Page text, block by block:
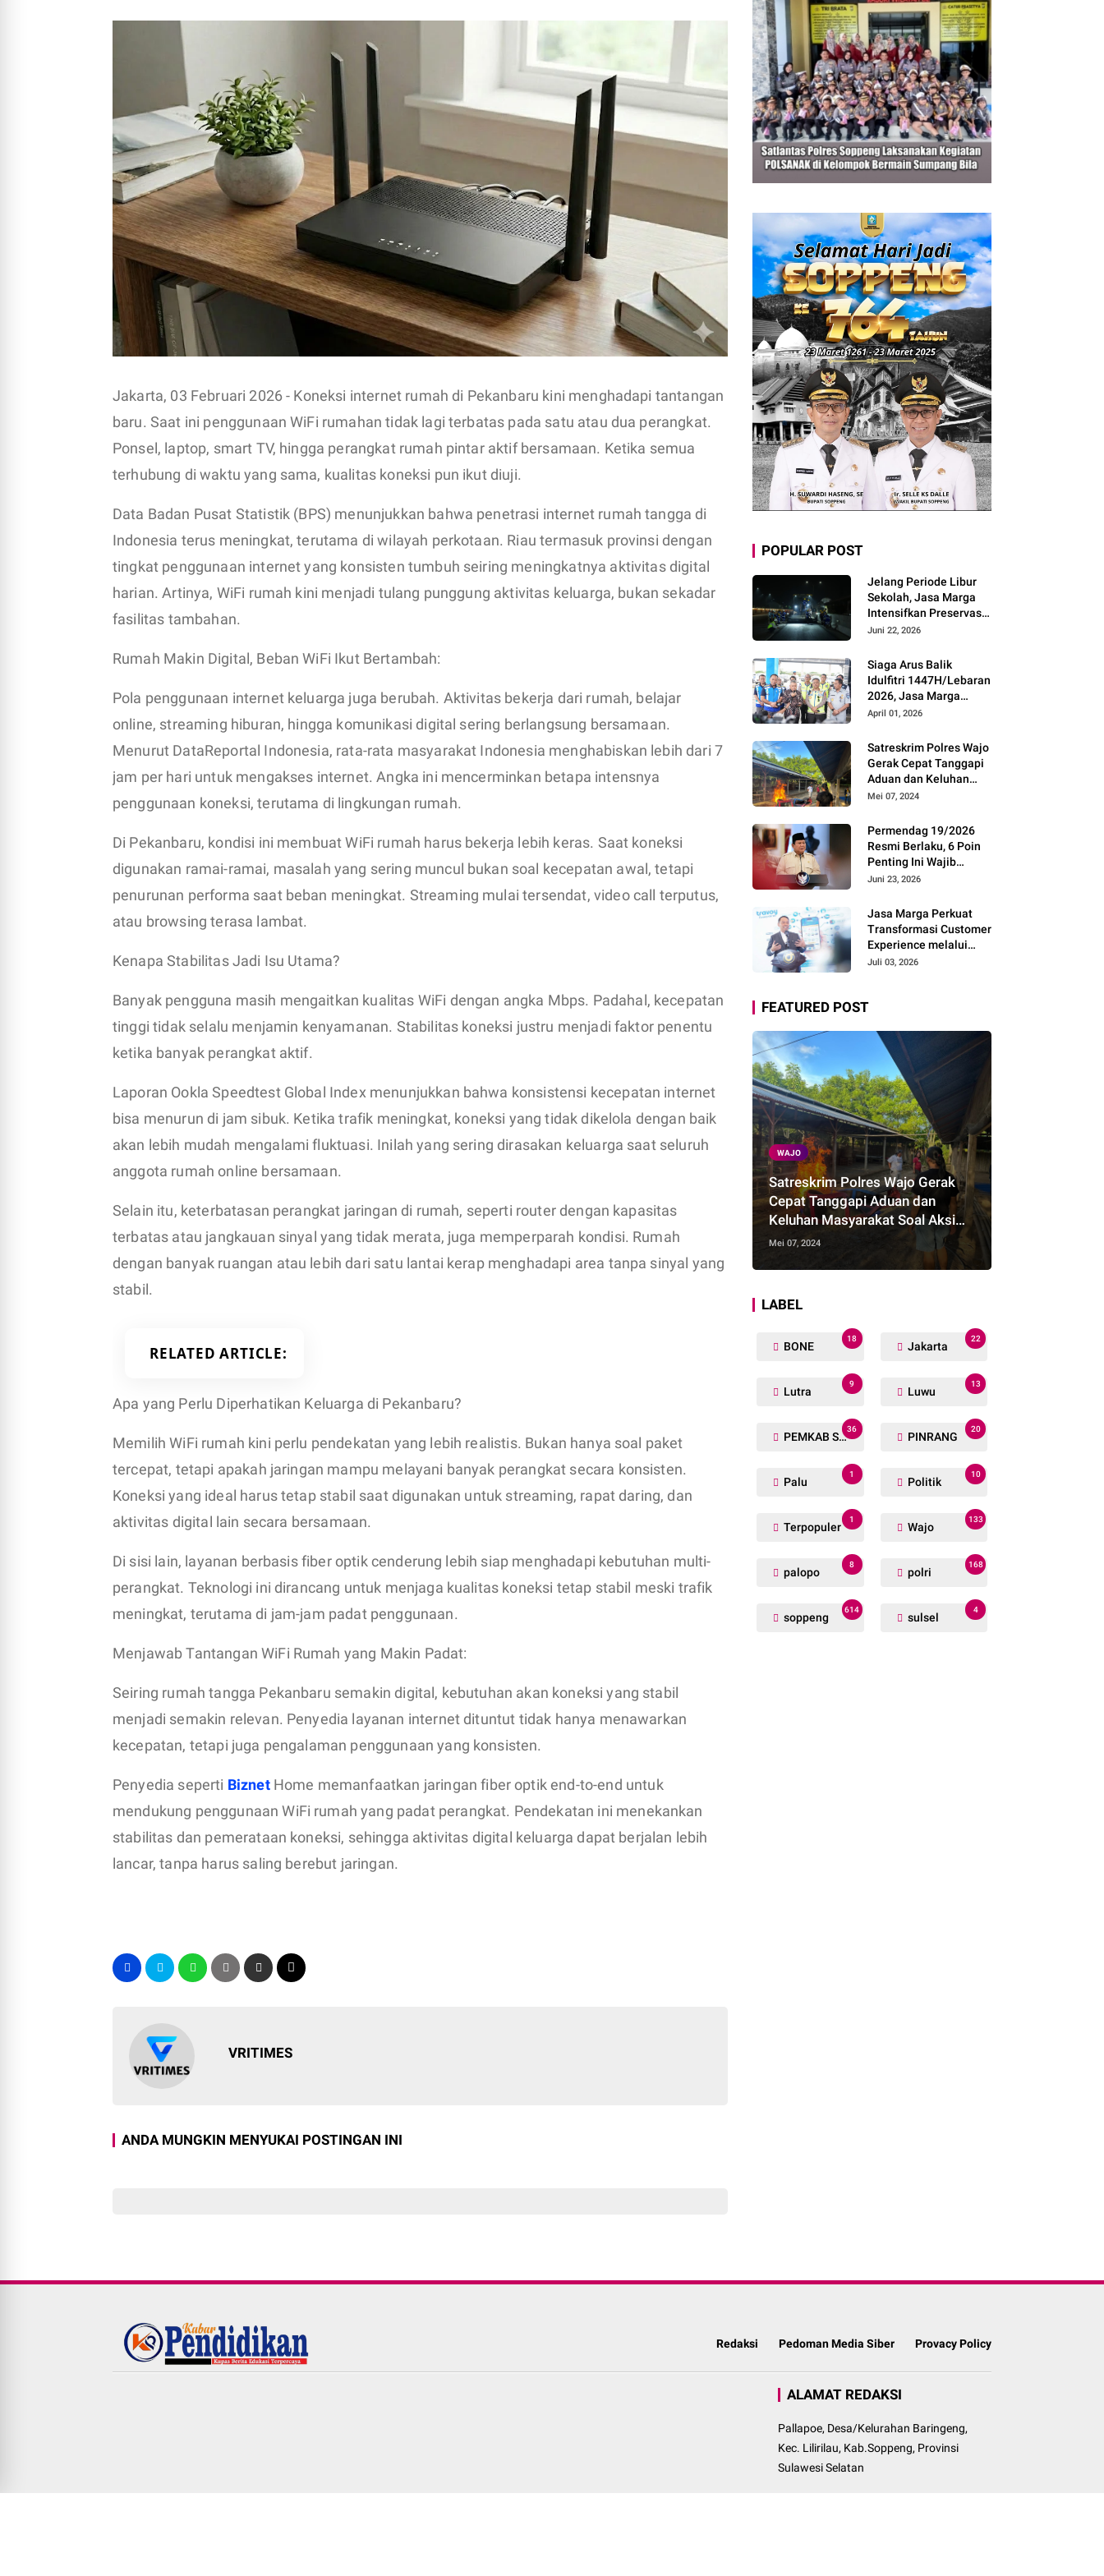
Jakarta, 03 Februari 2026 - Koneksi internet rumah di Pekanbaru kini menghadapi tantangan
baru. Saat ini penggunaan WiFi rumahan tidak lagi terbatas pada satu atau dua perangkat.
Ponsel, laptop, smart TV, hingga perangkat rumah pintar aktif bersamaan. Ketika semua
terhubung di waktu yang sama, kualitas koneksi pun ikut diuji.
Data Badan Pusat Statistik (BPS) menunjukkan bahwa penetrasi internet rumah tangga di
Indonesia terus meningkat, terutama di wilayah perkotaan. Riau termasuk provinsi dengan
tingkat penggunaan internet yang konsisten tumbuh seiring meningkatnya aktivitas digital
harian. Artinya, WiFi rumah kini menjadi tulang punggung aktivitas keluarga, bukan sekadar
fasilitas tambahan.
Rumah Makin Digital, Beban WiFi Ikut Bertambah:
Pola penggunaan internet keluarga juga berubah. Aktivitas bekerja dari rumah, belajar
online, streaming hiburan, hingga komunikasi digital sering berlangsung bersamaan.
Menurut DataReportal Indonesia, rata-rata masyarakat Indonesia menghabiskan lebih dari 7
jam per hari untuk mengakses internet. Angka ini mencerminkan betapa intensnya
penggunaan koneksi, terutama di lingkungan rumah.
Di Pekanbaru, kondisi ini membuat WiFi rumah harus bekerja lebih keras. Saat koneksi
digunakan ramai-ramai, masalah yang sering muncul bukan soal kecepatan awal, tetapi
penurunan performa saat beban meningkat. Streaming mulai tersendat, video call terputus,
atau browsing terasa lambat.
Kenapa Stabilitas Jadi Isu Utama?
Banyak pengguna masih mengaitkan kualitas WiFi dengan angka Mbps. Padahal, kecepatan
tinggi tidak selalu menjamin kenyamanan. Stabilitas koneksi justru menjadi faktor penentu
ketika banyak perangkat aktif.
Laporan Ookla Speedtest Global Index menunjukkan bahwa konsistensi kecepatan internet
bisa menurun di jam sibuk. Ketika trafik meningkat, koneksi yang tidak dikelola dengan baik
akan lebih mudah mengalami fluktuasi. Inilah yang sering dirasakan keluarga saat seluruh
anggota rumah online bersamaan.
Selain itu, keterbatasan perangkat jaringan di rumah, seperti router dengan kapasitas
terbatas atau jangkauan sinyal yang tidak merata, juga memperparah kondisi. Rumah
dengan banyak ruangan atau lebih dari satu lantai kerap menghadapi area tanpa sinyal yang
stabil.
RELATED ARTICLE
Apa yang Perlu Diperhatikan Keluarga di Pekanbaru?
Memilih WiFi rumah kini perlu pendekatan yang lebih realistis. Bukan hanya soal paket
tercepat, tetapi apakah jaringan mampu melayani banyak perangkat secara konsisten.
Koneksi yang ideal harus tetap stabil saat digunakan untuk streaming, rapat daring, dan
aktivitas digital lain secara bersamaan.
Di sisi lain, layanan berbasis fiber optik cenderung lebih siap menghadapi kebutuhan multi-
perangkat. Teknologi ini dirancang untuk menjaga kualitas koneksi tetap stabil meski trafik
meningkat, terutama di jam-jam padat penggunaan.
Menjawab Tantangan WiFi Rumah yang Makin Padat:
Seiring rumah tangga Pekanbaru semakin digital, kebutuhan akan koneksi yang stabil
menjadi semakin relevan. Penyedia layanan internet dituntut tidak hanya menawarkan
kecepatan, tetapi juga pengalaman penggunaan yang konsisten.
Penyedia seperti BiznetHome memanfaatkan jaringan fiber optik end-to-end untuk
mendukung penggunaan WiFi rumah yang padat perangkat. Pendekatan ini menekankan
stabilitas dan pemerataan koneksi, sehingga aktivitas digital keluarga dapat berjalan lebih
lancar, tanpa harus saling berebut jaringan.
VRITIMES
ANDA MUNGKIN MENYUKAI POSTINGAN INI
POPULAR POST
Jelang Periode Libur
Sekolah, Jasa Marga
Intensifkan Preservasi
Rutin Jalan Tol untuk
Keamanan dan
Kenyamanan
Perjalanan
Juni 22, 2026
Siaga Arus Balik
Idulfitri 1447H/Lebaran
2026, Jasa Marga
Pastikan Kesiapan
Pemudik Gunakan Rest
Area Alternatif
April 01, 2026
Satreskrim Polres Wajo
Gerak Cepat Tanggapi
Aduan dan Keluhan
Masyarakat Soal Aksi
Mei 07, 2024
Permendag 19/2026
Resmi Berlaku, 6 Poin
Penting Ini Wajib
Diketahui Pengusaha
Juni 23, 2026
Jasa Marga Perkuat
Transformasi Customer
Experience melalui
Expert Sharing Session
Juli 03, 2026
FEATURED POST
WAJO
Satreskrim Polres Wajo Gerak
Cepat Tanggapi Aduan dan
Keluhan Masyarakat Soal Aksi
Perjudian
Mei 07, 2024
LABEL
BONE
18
Jakarta
22
Lutra
9
Luwu
13
PEMKAB SOPPENG
36
PINRANG
20
Palu
1
Politik
10
Terpopuler
1
Wajo
133
palopo
8
polri
168
soppeng
614
sulsel
4
Redaksi Pedoman Media Siber Provacy Policy
ALAMAT REDAKSI
Pallapoe, Desa/Kelurahan Baringeng,
Kec. Lilirilau, Kab.Soppeng, Provinsi
Sulawesi Selatan